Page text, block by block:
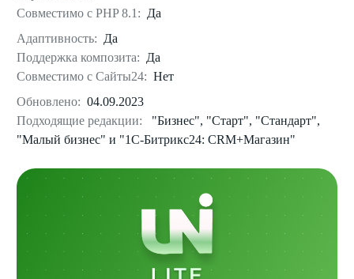
Совместимо с PHP 8.1: Да
Адаптивность: Да
Поддержка композита: Да
Совместимо с Сайты24: Нет
Обновлено: 04.09.2023
Подходящие редакции:
"Бизнес", "Старт", "Стандарт",
"Малый бизнес" и "1С-Битрикс24: CRM+Магазин"